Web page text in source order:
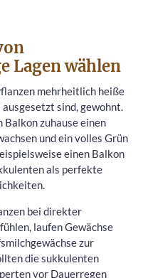
Lagen wählen
mehrheitlich heiße
sind, gewohnt.
Balkon zuhause einen
und ein volles Grün
einen Balkon
als perfekte
bei direkter
laufen Gewächse
zur
die sukkulenten
vor Dauerregen